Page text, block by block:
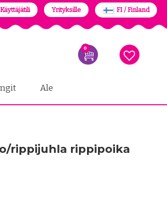
Käyttäjätili Yrityksille FI / Finland
0
Ale
rippijuhla rippipoika